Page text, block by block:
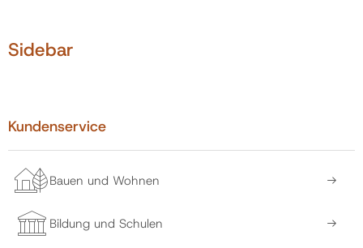
Sidebar
Kundenservice
Bauen und Wohnen
Bildung und Schulen